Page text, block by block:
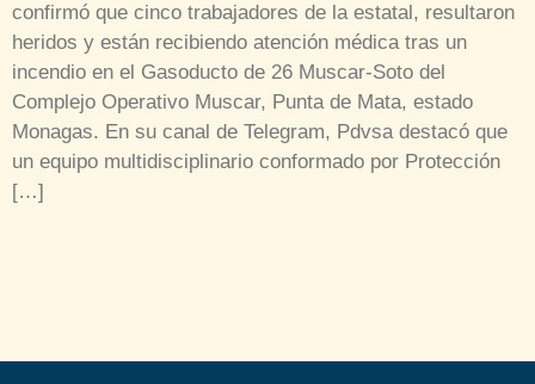
confirmó que cinco trabajadores de la estatal, resultaron
heridos y están recibiendo atención médica tras un
incendio en el Gasoducto de 26 Muscar-Soto del
Complejo Operativo Muscar, Punta de Mata, estado
Monagas. En su canal de Telegram, Pdvsa destacó que
un equipo multidisciplinario conformado por Protección
[…]